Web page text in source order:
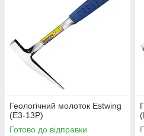
Геологічний молоток Estwing
(E3-13P)
Готово до відправки